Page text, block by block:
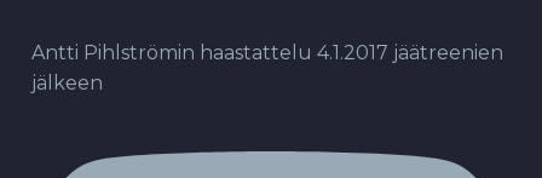
Antti Pihlströmin haastattelu 4.1.2017 jäätreenien
jälkeen